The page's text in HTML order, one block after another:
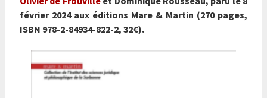
février 2024 aux éditions Mare & Martin (270 pages,
ISBN 978-2-84934-822-2, 32€).